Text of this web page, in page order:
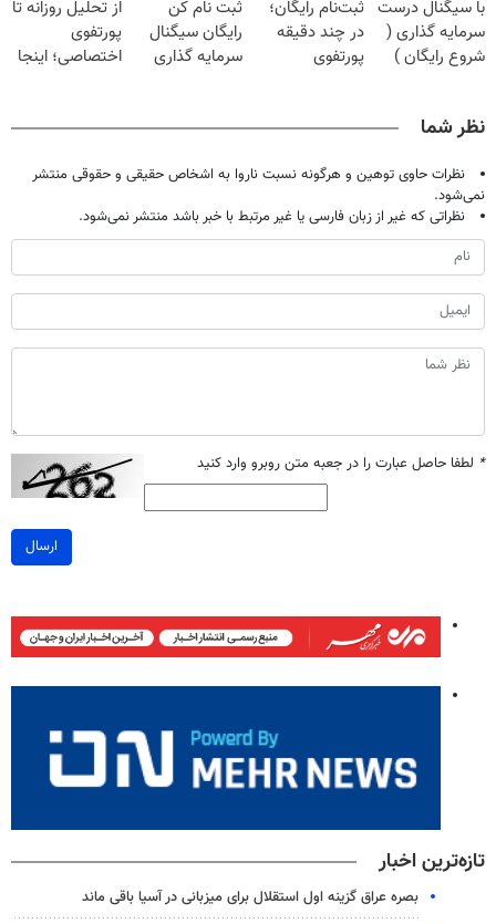
با سیگنال درست
سرمایه گذاری (
شروع رایگان )
ثبت‌نام رایگان؛
در چند دقیقه
پورتفوی
ثبت نام کن
رایگان سیگنال
سرمایه گذاری
از تحلیل روزانه تا
پورتفوی
اختصاصی؛ اینجا
نظر شما
نظرات حاوی توهین و هرگونه نسبت ناروا به اشخاص حقیقی و حقوقی منتشر
نمی‌شود.
نظراتی که غیر از زبان فارسی یا غیر مرتبط با خبر باشد منتشر نمی‌شود.
* لطفا حاصل عبارت را در جعبه متن روبرو وارد کنید
ارسال
تازه‌ترین اخبار
بصره عراق گزینه اول استقلال برای میزبانی در آسیا باقی ماند